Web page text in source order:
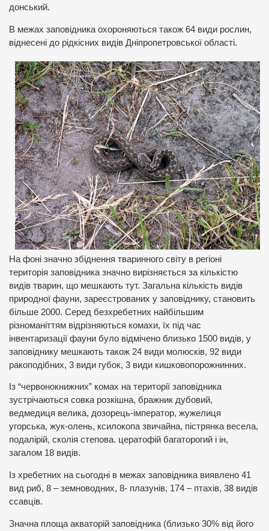
донський.
В межах заповідника охороняються також 64 види рослин,
віднесені до рідкісних видів Дніпропетровської області.
На фоні значно збіднення тваринного світу в регіоні
територія заповідника значно вирізняється за кількістю
видів тварин, що мешкають тут. Загальна кількість видів
природної фауни, зареєстрованих у заповіднику, становить
більше 2000. Серед безхребетних найбільшим
різноманіттям відрізняються комахи, їх під час
інвентаризації фауни було відмічено близько 1500 видів, у
заповіднику мешкають також 24 види молюсків, 92 види
ракоподібних, 3 види губок, 3 види кишковопорожнинних.
Із “червонокнижних” комах на території заповідника
зустрічаються совка розкішна, бражник дубовий,
ведмедиця велика, дозорець-імператор, жужелиця
угорська, жук-олень, ксилокопа звичайна, пістрянка весела,
подалірій, сколія степова. цератофій багаторогий і ін,
загалом 18 видів.
Із хребетних на сьогодні в межах заповідника виявлено 41
вид риб, 8 – земноводних, 8- плазунів, 174 – птахів, 38 видів
ссавців.
Значна площа акваторій заповідника (близько 30% від його